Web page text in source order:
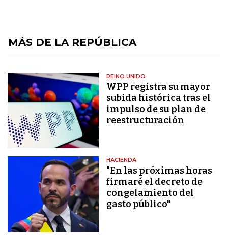
MÁS DE LA REPÚBLICA
REINO UNIDO
WPP registra su mayor
subida histórica tras el
impulso de su plan de
reestructuración
HACIENDA
"En las próximas horas
firmaré el decreto de
congelamiento del
gasto público"